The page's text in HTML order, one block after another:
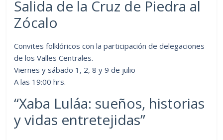
Salida de la Cruz de Piedra al
Zócalo
Convites folklóricos con la participación de delegaciones
de los Valles Centrales.
Viernes y sábado 1, 2, 8 y 9 de julio
A las 19:00 hrs.
“Xaba Luláa: sueños, historias
y vidas entretejidas”